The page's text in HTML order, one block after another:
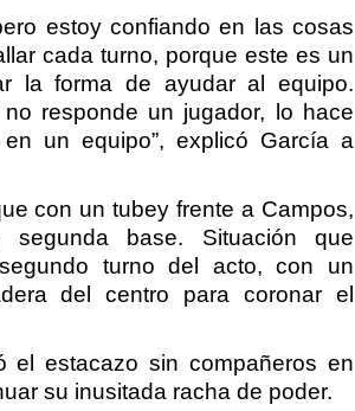
estoy confiando en las cosas
cada turno, porque este es un
la forma de ayudar al equipo.
responde un jugador, lo hace
un equipo”, explicó García a
con un tubey frente a Campos,
base. Situación que
turno del acto, con un
del centro para coronar el
el estacazo sin compañeros en
su inusitada racha de poder.